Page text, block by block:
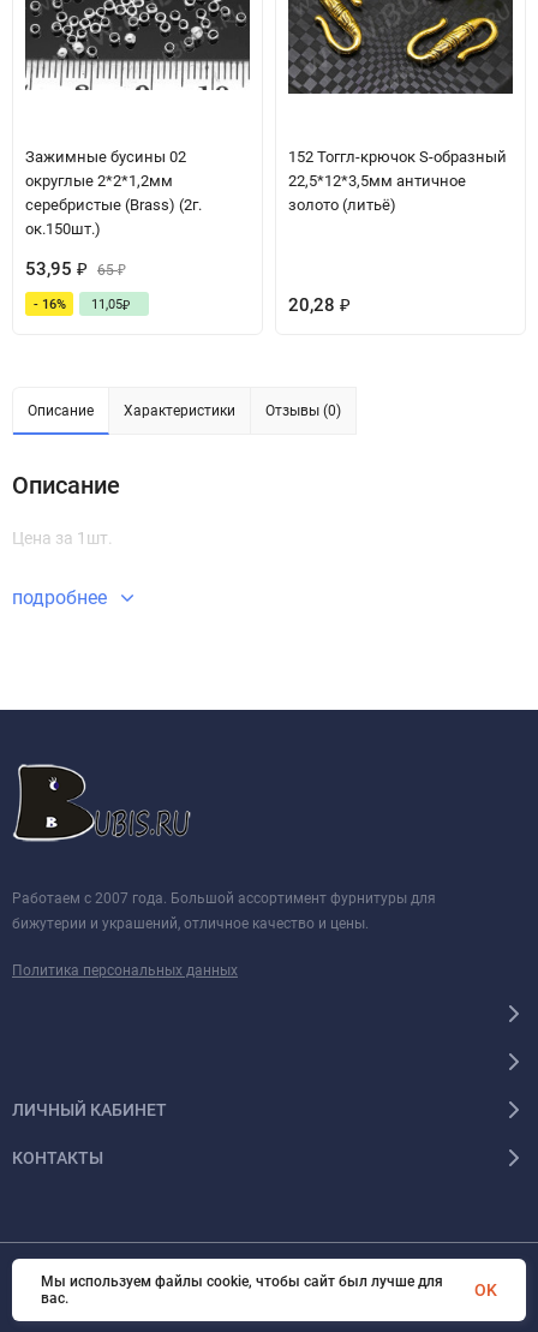
Зажимные бусины 02
округлые 2*2*1,2мм
серебристые (Brass) (2г.
ок.150шт.)
53,95 ₽ 65₽
- 16% 11,05₽
152 Тоггл-крючок S-образный
22,5*12*3,5мм античное
золото (литьё)
20,28 ₽
Описание Характеристики Отзывы (0)
Описание
Цена за 1шт.
подробнее
Работаем с 2007 года. Большой ассортимент фурнитуры для
бижутерии и украшений, отличное качество и цены.
Политика персональных данных
ЛИЧНЫЙ КАБИНЕТ
КОНТАКТЫ
© 2026 BUBIS.RU Все права защищены
Мы используем файлы cookie, чтобы сайт был лучше для
вас.
OK